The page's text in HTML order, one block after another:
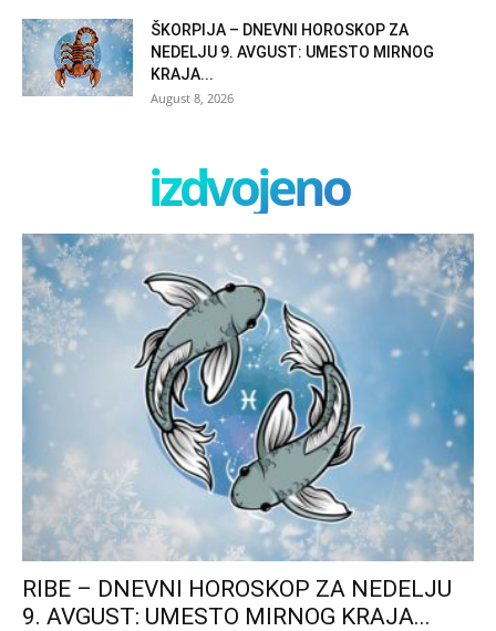
ŠKORPIJA – DNEVNI HOROSKOP ZA
NEDELJU 9. AVGUST: UMESTO MIRNOG
KRAJA...
August 8, 2026
izdvojeno
RIBE – DNEVNI HOROSKOP ZA NEDELJU
9. AVGUST: UMESTO MIRNOG KRAJA...